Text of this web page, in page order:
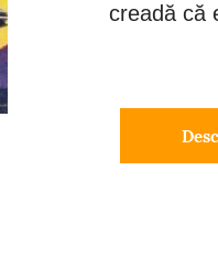
creadă că